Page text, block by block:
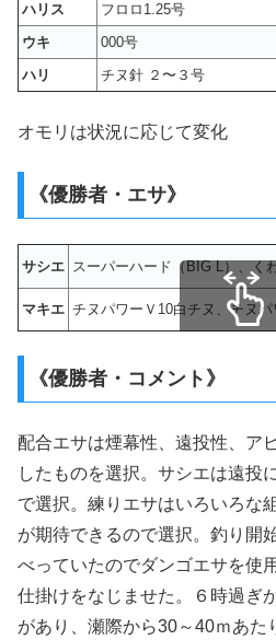
ハリス
フロロ1.25号
ウキ
000号
ハリ
チヌ針 ２〜３号
オモリは状況に応じて変化
《優勝者・エサ》
サシエ スーパーハード（BIG L）、く
マキエ チヌパワーＶ10白チヌ、チヌ
《優勝者・コメント》
配合エサは煙幕性、遠投性、ア
したものを選択。サシエは遠投
で選択。練りエサはいろいろな
が期待できるので選択。釣り開
べっていたのでダンゴエサを使
仕掛けをなじませた。６時過ぎ
があり、瀬際から30～40ｍあた